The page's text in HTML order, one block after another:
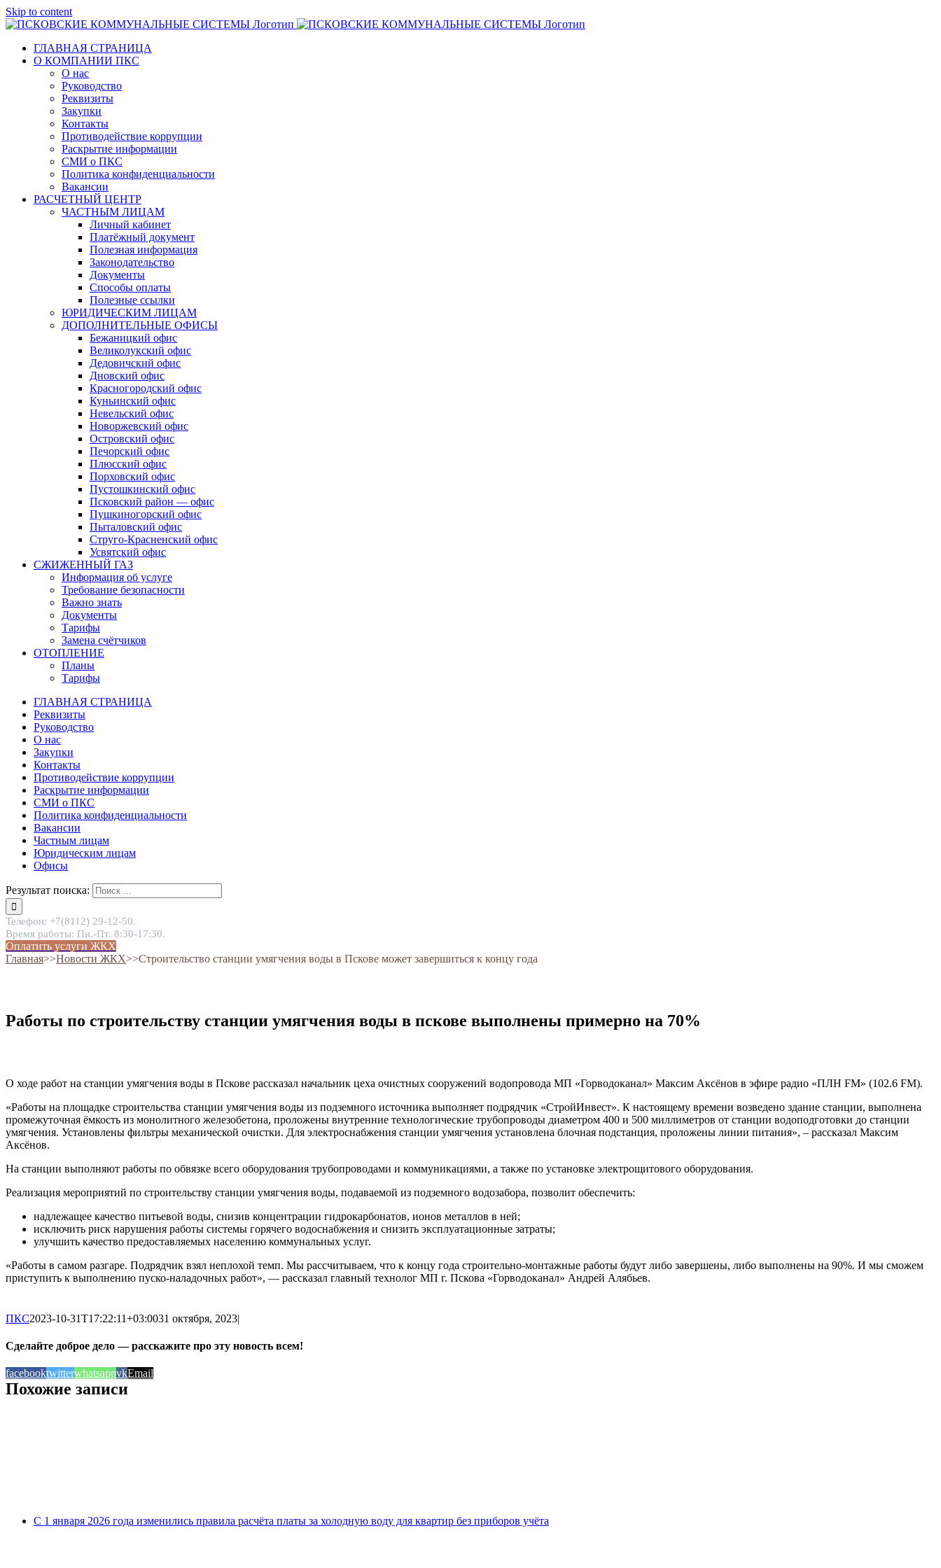
Skip to content
ГЛАВНАЯ СТРАНИЦА
О КОМПАНИИ ПКС
О нас
Руководство
Реквизиты
Закупки
Контакты
Противодействие коррупции
Раскрытие информации
СМИ о ПКС
Политика конфиденциальности
Вакансии
РАСЧЕТНЫЙ ЦЕНТР
ЧАСТНЫМ ЛИЦАМ
Личный кабинет
Платёжный документ
Полезная информация
Законодательство
Документы
Способы оплаты
Полезные ссылки
ЮРИДИЧЕСКИМ ЛИЦАМ
ДОПОЛНИТЕЛЬНЫЕ ОФИСЫ
Бежаницкий офис
Великолукский офис
Дедовичский офис
Дновский офис
Красногородский офис
Куньинский офис
Невельский офис
Новоржевский офис
Островский офис
Печорский офис
Плюсский офис
Порховский офис
Пустошкинский офис
Псковский район — офис
Пушкиногорский офис
Пыталовский офис
Струго-Красненский офис
Усвятский офис
СЖИЖЕННЫЙ ГАЗ
Информация об услуге
Требование безопасности
Важно знать
Документы
Тарифы
Замена счётчиков
ОТОПЛЕНИЕ
Планы
Тарифы
ГЛАВНАЯ СТРАНИЦА
Реквизиты
Руководство
О нас
Закупки
Контакты
Противодействие коррупции
Раскрытие информации
СМИ о ПКС
Политика конфиденциальности
Вакансии
Частным лицам
Юридическим лицам
Офисы
Результат поиска:
Телефон: +7(8112) 29-12-50.
Время работы: Пн.-Пт. 8:30-17:30.
Оплатить услуги ЖКХ
Главная˃˃Новости ЖКХ˃˃Строительство станции умягчения воды в Пскове может завершиться к концу года
Работы по строительству станции умягчения воды в пскове выполнены примерно на 70%
О ходе работ на станции умягчения воды в Пскове рассказал начальник цеха очистных сооружений водопровода МП «Горводоканал» Максим Аксёнов в эфире радио «ПЛН FM» (102.6 FM).
«Работы на площадке строительства станции умягчения воды из подземного источника выполняет подрядчик «СтройИнвест». К настоящему времени возведено здание станции, выполнена
промежуточная ёмкость из монолитного железобетона, проложены внутренние технологические трубопроводы диаметром 400 и 500 миллиметров от станции водоподготовки до станции
умягчения. Установлены фильтры механической очистки. Для электроснабжения станции умягчения установлена блочная подстанция, проложены линии питания», – рассказал Максим
Аксёнов.
На станции выполняют работы по обвязке всего оборудования трубопроводами и коммуникациями, а также по установке электрощитового оборудования.
Реализация мероприятий по строительству станции умягчения воды, подаваемой из подземного водозабора, позволит обеспечить:
надлежащее качество питьевой воды, снизив концентрации гидрокарбонатов, ионов металлов в ней;
исключить риск нарушения работы системы горячего водоснабжения и снизить эксплуатационные затраты;
улучшить качество предоставляемых населению коммунальных услуг.
«Работы в самом разгаре. Подрядчик взял неплохой темп. Мы рассчитываем, что к концу года строительно-монтажные работы будут либо завершены, либо выполнены на 90%. И мы сможем
приступить к выполнению пуско-наладочных работ», — рассказал главный технолог МП г. Пскова «Горводоканал» Андрей Алябьев.
ПКС2023-10-31T17:22:11+03:0031 октября, 2023|
Сделайте доброе дело — расскажите про эту новость всем!
facebooktwitterwhatsappvkEmail
Похожие записи
С 1 января 2026 года изменились правила расчёта платы за холодную воду для квартир без приборов учёта